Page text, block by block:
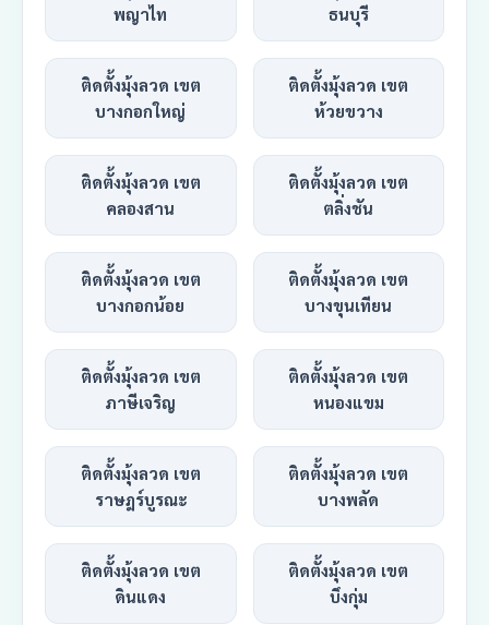
พญาไท
ธนบุรี
ติดตั้งมุ้งลวด เขต
บางกอกใหญ่
ติดตั้งมุ้งลวด เขต
ห้วยขวาง
ติดตั้งมุ้งลวด เขต
คลองสาน
ติดตั้งมุ้งลวด เขต
ตลิ่งชัน
ติดตั้งมุ้งลวด เขต
บางกอกน้อย
ติดตั้งมุ้งลวด เขต
บางขุนเทียน
ติดตั้งมุ้งลวด เขต
ภาษีเจริญ
ติดตั้งมุ้งลวด เขต
หนองแขม
ติดตั้งมุ้งลวด เขต
ราษฎร์บูรณะ
ติดตั้งมุ้งลวด เขต
บางพลัด
ติดตั้งมุ้งลวด เขต
ดินแดง
ติดตั้งมุ้งลวด เขต
บึงกุ่ม